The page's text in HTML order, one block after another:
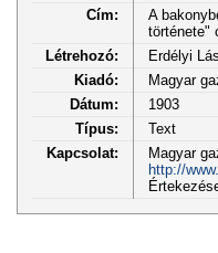
Cím:
A
története"
Létrehozó:
Erdélyi
Kiadó:
Magyar
Dátum:
1903
Típus:
Text
Kapcsolat:
Magyar
http://